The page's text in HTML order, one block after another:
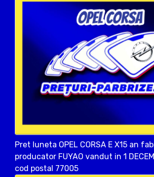
Pret luneta OPEL CORSA E X15 an
producator FUYAO vandut in 1
cod postal 77005